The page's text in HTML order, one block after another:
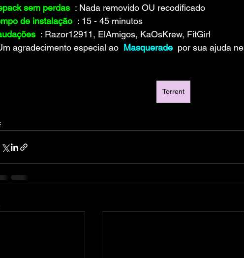
sem perdas : Nada removido OU recodificado
de instalação : 15 - 45 minutos
: Razor12911, ElAmigos, KaOsKrew, FitGirl
agradecimento especial ao Masquerade por sua ajuda
Torrent